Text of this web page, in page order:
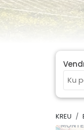
KREU